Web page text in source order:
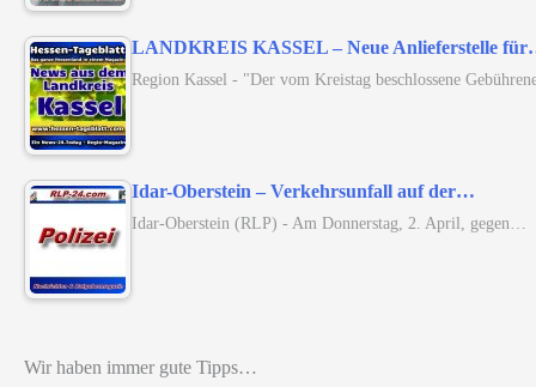
LANDKREIS KASSEL – Neue Anlieferstelle
Region Kassel - "Der vom Kreistag beschlossene
Idar-Oberstein – Verkehrsunfall auf der…
Idar-Oberstein (RLP) - Am Donnerstag, 2. April, gegen…
Wir haben immer gute Tipps…